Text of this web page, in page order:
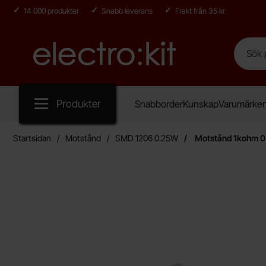
14 000 produkter Snabb leverans Frakt från 35 kr
Startsidan för Electro:kit
Sök
Sök på
Produkter SnabborderKunskap
Startsidan Motstånd SMD 1206 0.25W Motstånd 1kohm